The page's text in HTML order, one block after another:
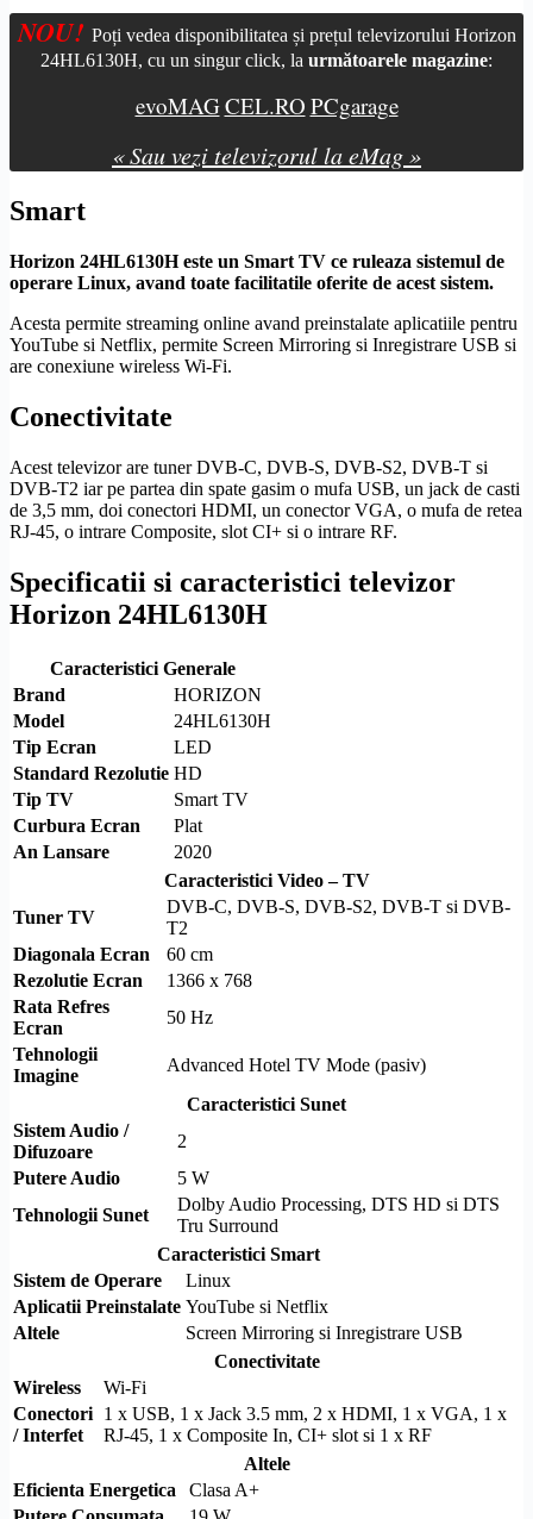
NOU! Poți vedea disponibilitatea și prețul televizorului Horizon
24HL6130H, cu un singur click, la următoarele magazine:
evoMAGCEL.RO PCgarage
« Sau vezi televizorul la eMag »
Smart
Horizon 24HL6130H este un Smart TV ce ruleaza sistemul de
operare Linux, avand toate facilitatile oferite de acest sistem.
Acesta permite streaming online avand preinstalate aplicatiile pentru
YouTube si Netflix, permite Screen Mirroring si Inregistrare USB si
are conexiune wireless Wi-Fi.
Conectivitate
Acest televizor are tunerDVB-C, DVB-S, DVB-S2, DVB-T si
DVB-T2 iar pe partea din spate gasim o mufa USB, un jack de casti
de 3,5 mm, doi conectori HDMI, un conector VGA, o mufa de retea
RJ-45, o intrare Composite, slot CI+ si o intrare RF.
Specificatii si caracteristici televizor
Horizon 24HL6130H
Caracteristici Generale
Brand
HORIZON
Model
24HL6130H
Tip Ecran
LED
Standard Rezolutie HD
Tip TV
Smart TV
Curbura Ecran
Plat
An Lansare
2020
Caracteristici Video – TV
Tuner TV
DVB-C, DVB-S, DVB-S2, DVB-T si DVB-
T2
Diagonala Ecran
60 cm
Rezolutie Ecran
1366 x 768
Rata Refres
Ecran
50 Hz
Tehnologii
Imagine
Advanced Hotel TV Mode (pasiv)
Caracteristici Sunet
Sistem Audio /
Difuzoare
2
Putere Audio
5 W
Tehnologii Sunet
Dolby Audio Processing, DTS HD si DTS
Tru Surround
Caracteristici Smart
Sistem de Operare
Linux
Aplicatii Preinstalate YouTube si Netflix
Altele
Screen Mirroring si Inregistrare USB
Conectivitate
Wireless
Wi-Fi
Conectori
/ Interfet
1 x USB, 1 x Jack 3.5 mm, 2 x HDMI, 1 x VGA, 1 x
RJ-45, 1 x Composite In, CI+ slot si 1 x RF
Altele
Eficienta Energetica
Clasa A+